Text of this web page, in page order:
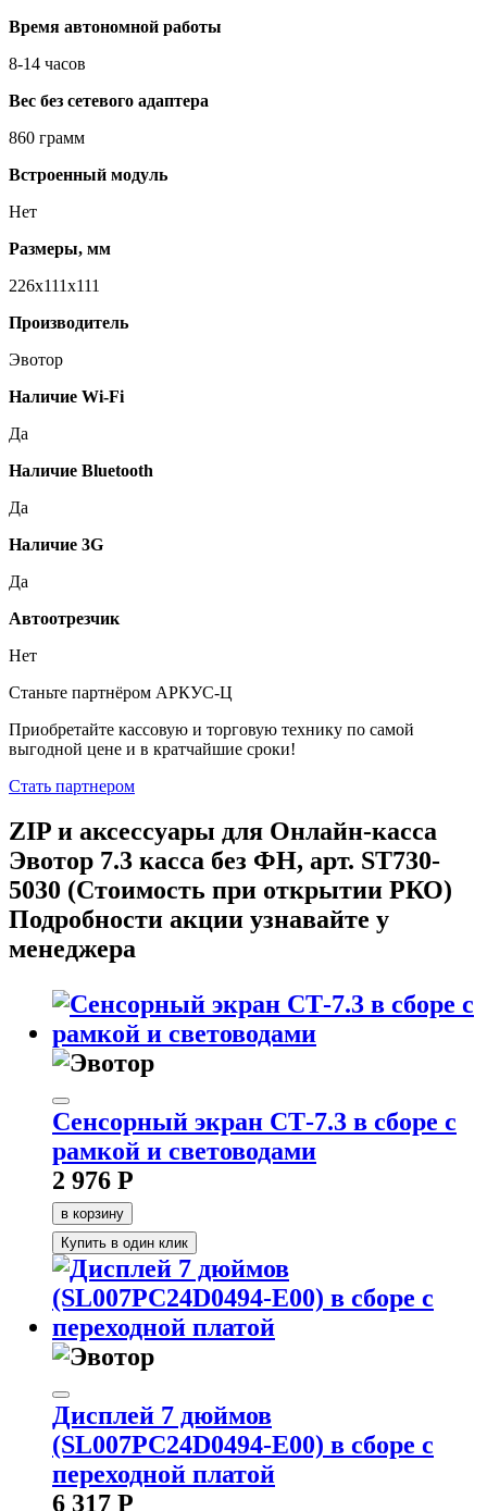
Время автономной работы
8-14 часов
Вес без сетевого адаптера
860 грамм
Встроенный модуль
Нет
Размеры, мм
226х111х111
Производитель
Эвотор
Наличие Wi-Fi
Да
Наличие Bluetooth
Да
Наличие 3G
Да
Автоотрезчик
Нет
Станьте партнёром АРКУС-Ц
Приобретайте кассовую и торговую технику по самой
выгодной цене и в кратчайшие сроки!
Стать партнером
ZIP и аксессуары для Онлайн-касса
Эвотор 7.3 касса без ФН, арт. ST730-
5030 (Стоимость при открытии РКО)
Подробности акции узнавайте у
менеджера
Сенсорный экран СТ-7.3 в сборе с
рамкой и световодами
2 976 Р
в корзину
Купить в один клик
Дисплей 7 дюймов
(SL007PC24D0494-E00) в сборе с
переходной платой
6 317 Р